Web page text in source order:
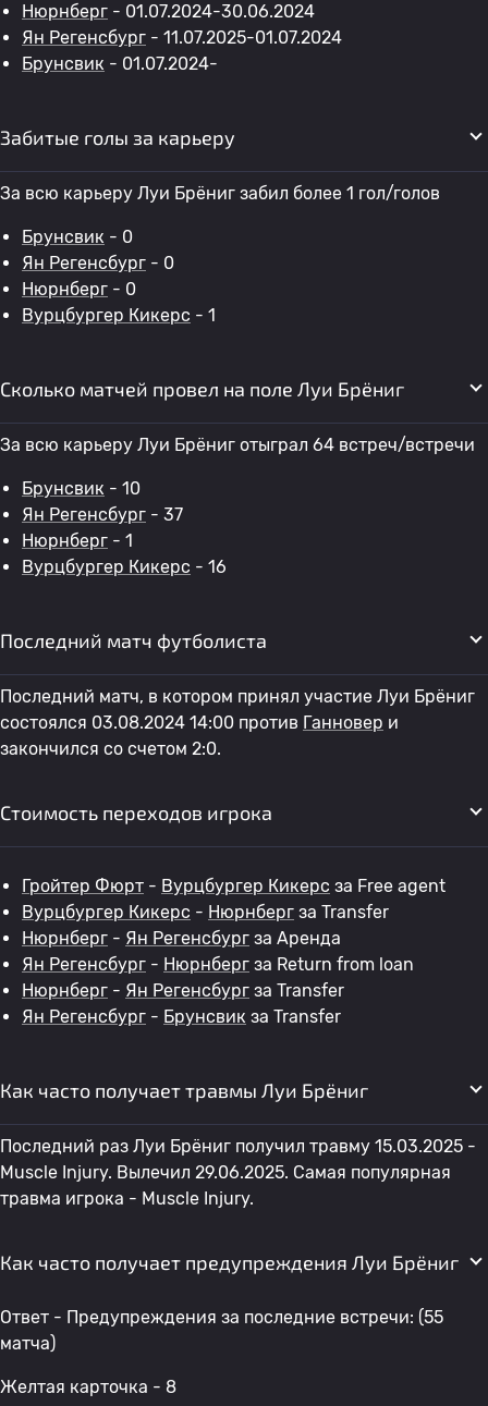
Нюрнберг - 01.07.2024-30.06.2024
Ян Регенсбург - 11.07.2025-01.07.2024
Брунсвик - 01.07.2024-
Забитые голы за карьеру
За всю карьеру Луи Брёниг забил более 1 гол/голов
Брунсвик - 0
Ян Регенсбург - 0
Нюрнберг - 0
Вурцбургер Кикерс - 1
Сколько матчей провел на поле Луи Брёниг
За всю карьеру Луи Брёниг отыграл 64 встреч/встречи
Брунсвик - 10
Ян Регенсбург - 37
Нюрнберг - 1
Вурцбургер Кикерс - 16
Последний матч футболиста
Последний матч, в котором принял участие Луи Брёниг
состоялся 03.08.2024 14:00 против Ганновер и
закончился со счетом 2:0.
Стоимость переходов игрока
Гройтер Фюрт - Вурцбургер Кикерс за Free agent
Вурцбургер Кикерс - Нюрнберг за Transfer
Нюрнберг - Ян Регенсбург за Аренда
Ян Регенсбург - Нюрнберг за Return from loan
Нюрнберг - Ян Регенсбург за Transfer
Ян Регенсбург - Брунсвик за Transfer
Как часто получает травмы Луи Брёниг
Последний раз Луи Брёниг получил травму 15.03.2025 -
Muscle Injury. Вылечил 29.06.2025. Самая популярная
травма игрока - Muscle Injury.
Как часто получает предупреждения Луи Брёниг
Ответ - Предупреждения за последние встречи: (55
матча)
Желтая карточка - 8